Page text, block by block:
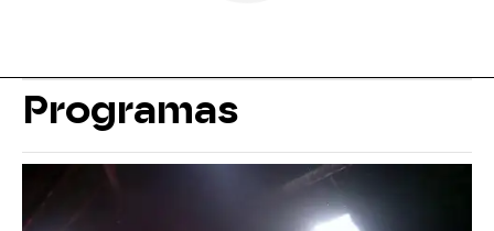
Programas